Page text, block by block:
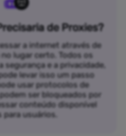
de Proxies?
a internet através de
lugar certo. Todos os
segurança e a privacidade,
levar isso um passo
usar protocolos de
ser bloqueados por
conteúdo disponível
para usuários.